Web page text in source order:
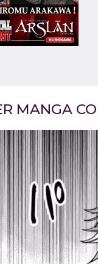
MANGA